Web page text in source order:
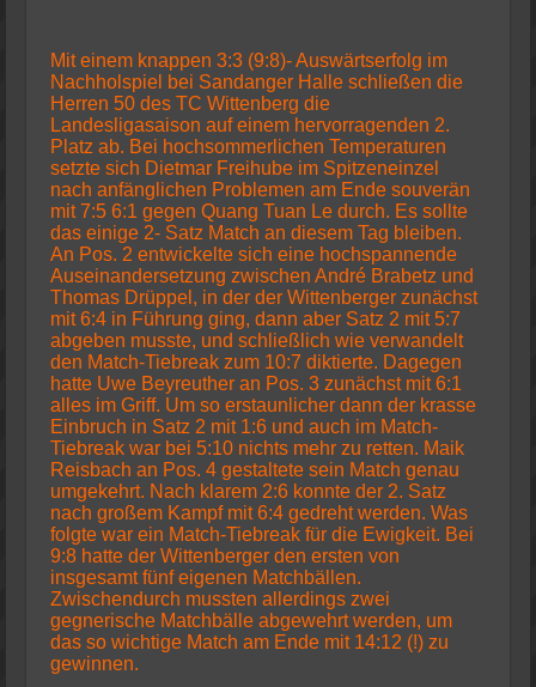
Mit einem knappen 3:3 (9:8)- Auswärtserfolg im
Nachholspiel bei Sandanger Halle schließen die
Herren 50 des TC Wittenberg die
Landesligasaison auf einem hervorragenden 2.
Platz ab. Bei hochsommerlichen Temperaturen
setzte sich Dietmar Freihube im Spitzeneinzel
nach anfänglichen Problemen am Ende souverän
mit 7:5 6:1 gegen Quang Tuan Le durch. Es sollte
das einige 2- Satz Match an diesem Tag bleiben.
An Pos. 2 entwickelte sich eine hochspannende
Auseinandersetzung zwischen André Brabetz und
Thomas Drüppel, in der der Wittenberger zunächst
mit 6:4 in Führung ging, dann aber Satz 2 mit 5:7
abgeben musste, und schließlich wie verwandelt
den Match-Tiebreak zum 10:7 diktierte. Dagegen
hatte Uwe Beyreuther an Pos. 3 zunächst mit 6:1
alles im Griff. Um so erstaunlicher dann der krasse
Einbruch in Satz 2 mit 1:6 und auch im Match-
Tiebreak war bei 5:10 nichts mehr zu retten. Maik
Reisbach an Pos. 4 gestaltete sein Match genau
umgekehrt. Nach klarem 2:6 konnte der 2. Satz
nach großem Kampf mit 6:4 gedreht werden. Was
folgte war ein Match-Tiebreak für die Ewigkeit. Bei
9:8 hatte der Wittenberger den ersten von
insgesamt fünf eigenen Matchbällen.
Zwischendurch mussten allerdings zwei
gegnerische Matchbälle abgewehrt werden, um
das so wichtige Match am Ende mit 14:12 (!) zu
gewinnen.